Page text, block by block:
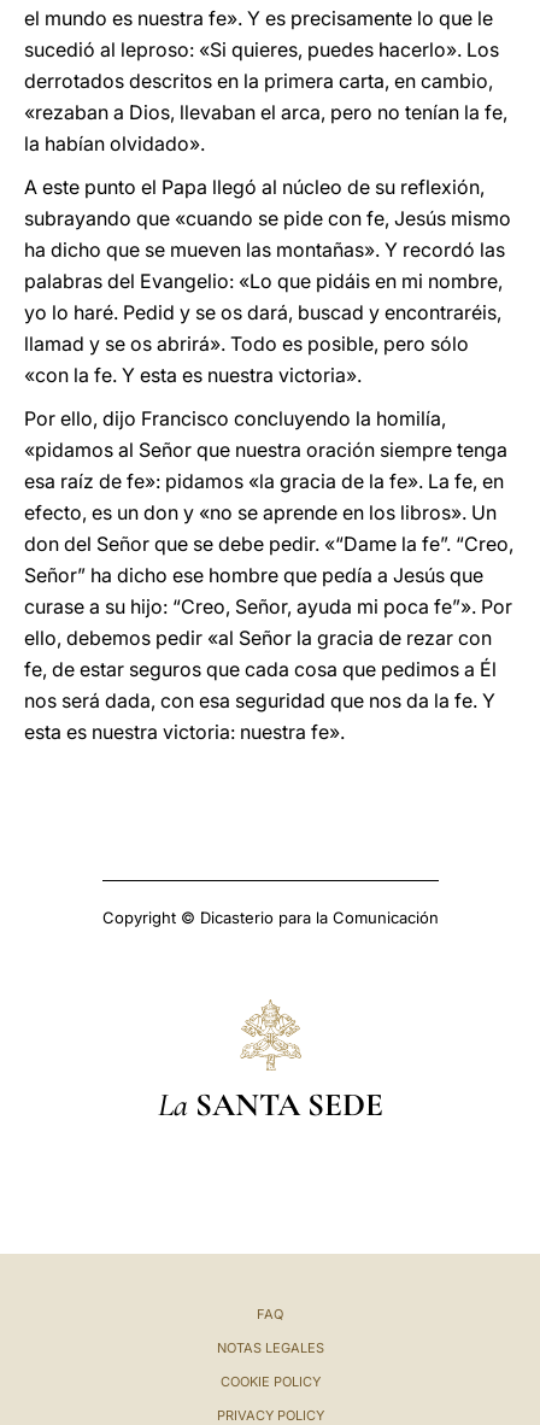
el mundo es nuestra fe». Y es precisamente lo que le
sucedió al leproso: «Si quieres, puedes hacerlo». Los
derrotados descritos en la primera carta, en cambio,
«rezaban a Dios, llevaban el arca, pero no tenían la fe,
la habían olvidado».
A este punto el Papa llegó al núcleo de su reflexión,
subrayando que «cuando se pide con fe, Jesús mismo
ha dicho que se mueven las montañas». Y recordó las
palabras del Evangelio: «Lo que pidáis en mi nombre,
yo lo haré. Pedid y se os dará, buscad y encontraréis,
llamad y se os abrirá». Todo es posible, pero sólo
«con la fe. Y esta es nuestra victoria».
Por ello, dijo Francisco concluyendo la homilía,
«pidamos al Señor que nuestra oración siempre tenga
esa raíz de fe»: pidamos «la gracia de la fe». La fe, en
efecto, es un don y «no se aprende en los libros». Un
don del Señor que se debe pedir. «“Dame la fe”. “Creo,
Señor” ha dicho ese hombre que pedía a Jesús que
curase a su hijo: “Creo, Señor, ayuda mi poca fe”». Por
ello, debemos pedir «al Señor la gracia de rezar con
fe, de estar seguros que cada cosa que pedimos a Él
nos será dada, con esa seguridad que nos da la fe. Y
esta es nuestra victoria: nuestra fe».
Copyright © Dicasterio para la Comunicación
La SANTA SEDE
FAQ
NOTAS LEGALES
COOKIE POLICY
PRIVACY POLICY